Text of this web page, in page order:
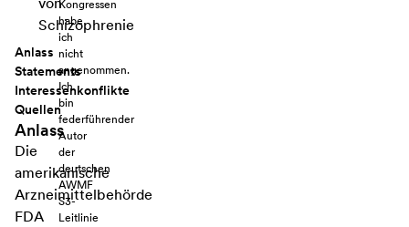
Schizophrenie
Anlass
Statements
Interessenkonflikte
Quellen
Anlass
Die
amerikanische
Arzneimittelbehörde
FDA
Kongressen
habe
ich
nicht
angenommen.
Ich
bin
federführender
Autor
der
deutschen
AWMF
S3-
Leitlinie